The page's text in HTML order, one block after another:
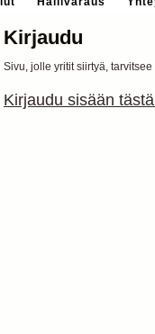
Kirjaudu
Sivu, jolle yritit siirtyä,
Kirjaudu sisään